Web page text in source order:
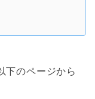
下のページから